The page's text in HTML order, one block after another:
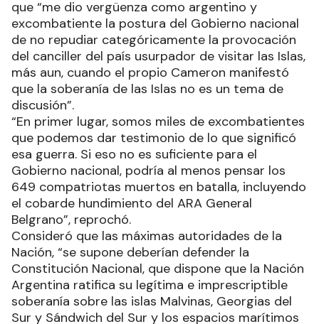
que “me dio vergüenza como argentino y
excombatiente la postura del Gobierno nacional
de no repudiar categóricamente la provocación
del canciller del país usurpador de visitar las Islas,
más aun, cuando el propio Cameron manifestó
que la soberanía de las Islas no es un tema de
discusión”.
“En primer lugar, somos miles de excombatientes
que podemos dar testimonio de lo que significó
esa guerra. Si eso no es suficiente para el
Gobierno nacional, podría al menos pensar los
649 compatriotas muertos en batalla, incluyendo
el cobarde hundimiento del ARA General
Belgrano”, reprochó.
Consideró que las máximas autoridades de la
Nación, “se supone deberían defender la
Constitución Nacional, que dispone que la Nación
Argentina ratifica su legítima e imprescriptible
soberanía sobre las islas Malvinas, Georgias del
Sur y Sándwich del Sur y los espacios marítimos